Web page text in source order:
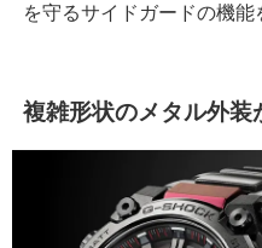
を守るサイドガードの機能
複雑形状のメタル外装